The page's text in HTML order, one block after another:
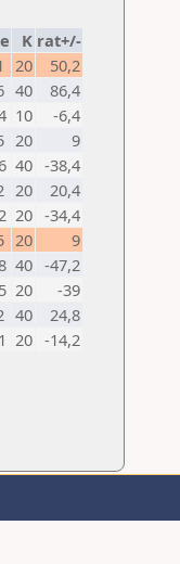
K rat+/-
20
50,2
40
86,4
10
-6,4
20
9
40 -38,4
20
20,4
20 -34,4
20
9
40 -47,2
20
-39
40
24,8
20 -14,2